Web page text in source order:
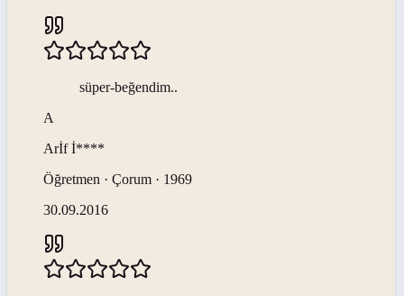
süper-beğendim..
A
Arİf İ****
Öğretmen · Çorum · 1969
30.09.2016